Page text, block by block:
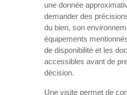
une donnée
demander des
du bien, son
équipements
de disponibilité et les
accessibles avant de
décision.
Une visite permet de